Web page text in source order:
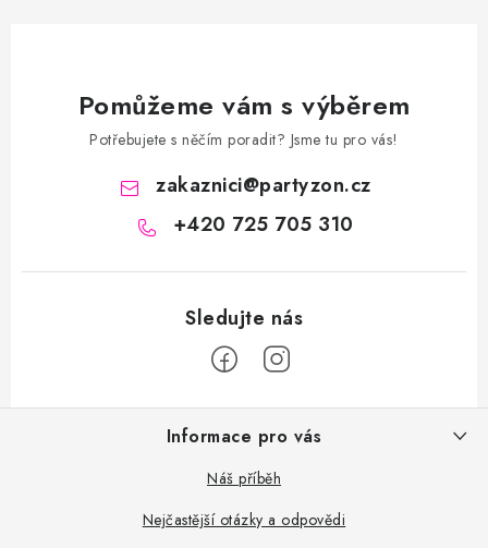
Pomůžeme vám s výběrem
Potřebujete s něčím poradit? Jsme tu pro vás!
zakaznici@partyzon.cz
+420 725 705 310
Z
Informace pro vás
Náš příběh
Nejčastější otázky a odpovědi